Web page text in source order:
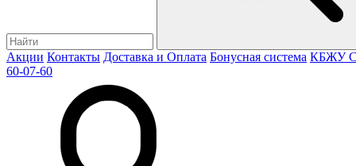
Акции Контакты Доставка и Оплата Бонусная система КБЖУ
60-07-60